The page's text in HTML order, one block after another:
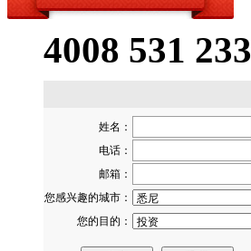
4008 531 233